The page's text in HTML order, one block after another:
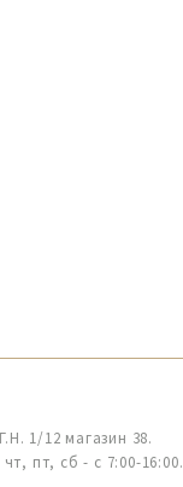
1/12 магазин 38.
пт, сб - с 7:00-16:00.